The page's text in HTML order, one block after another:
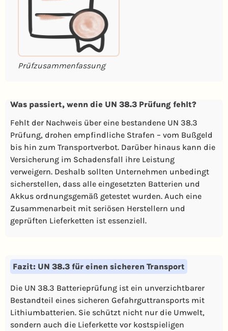
Prüfzusammenfassung
Was passiert, wenn die UN 38.3 Prüfung fehlt?
Fehlt der Nachweis über eine bestandene UN 38.3
Prüfung, drohen empfindliche Strafen – vom Bußgeld
bis hin zum Transportverbot. Darüber hinaus kann die
Versicherung im Schadensfall ihre Leistung
verweigern. Deshalb sollten Unternehmen unbedingt
sicherstellen, dass alle eingesetzten Batterien und
Akkus ordnungsgemäß getestet wurden. Auch eine
Zusammenarbeit mit seriösen Herstellern und
geprüften Lieferketten ist essenziell.
Fazit: UN 38.3 für einen sicheren Transport
Die UN 38.3 Batterieprüfung ist ein unverzichtbarer
Bestandteil eines sicheren Gefahrguttransports mit
Lithiumbatterien. Sie schützt nicht nur die Umwelt,
sondern auch die Lieferkette vor kostspieligen